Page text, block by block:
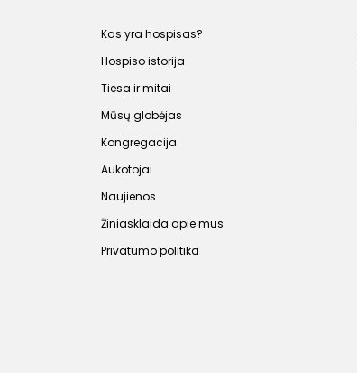
Kas yra hospisas?
Hospiso istorija
Tiesa ir mitai
Mūsų globėjas
Kongregacija
Aukotojai
Naujienos
Žiniasklaida apie mus
Privatumo politika